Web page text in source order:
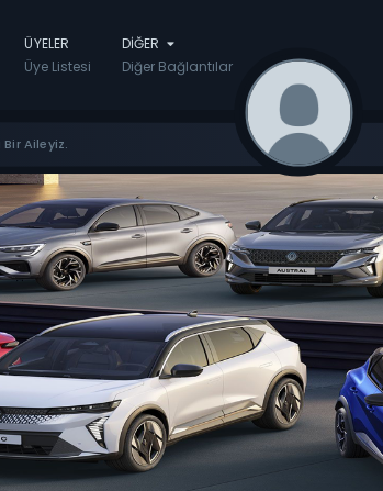
ÜYELER
Üye Listesi
DIĞER
Diğer Bağlantılar
Aileyiz.